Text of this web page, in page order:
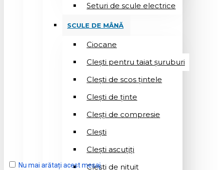
Seturi de scule electrice
SCULE DE MÂNĂ
Ciocane
Cleşti pentru taiat șuruburi
Clești de scos țintele
Clești de ținte
Cleșți de compresie
Cleşti
Clești ascuțiți
Cleşti de nituit
Nu mai arătați acest mesaj